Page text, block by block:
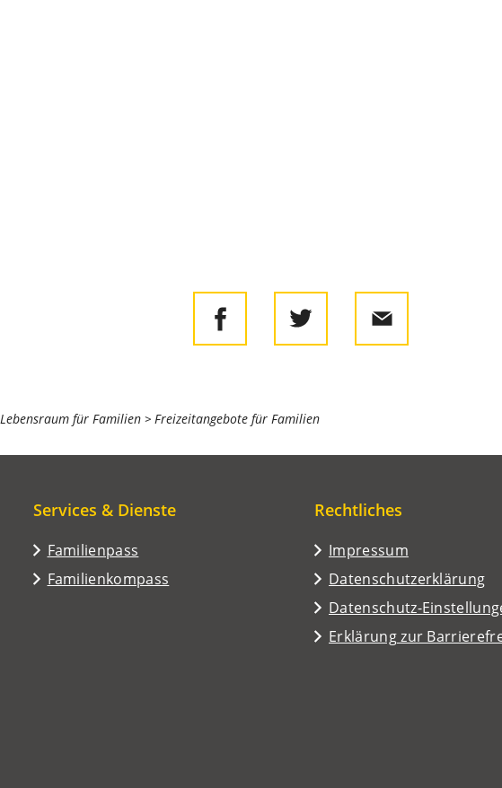
Lebensraum für Familien Freizeitangebote für Familien
Services & Dienste
Familienpass
Familienkompass
Rechtliches
Impressum
Datenschutzerklärung
Datenschutz-
Erklärung zur